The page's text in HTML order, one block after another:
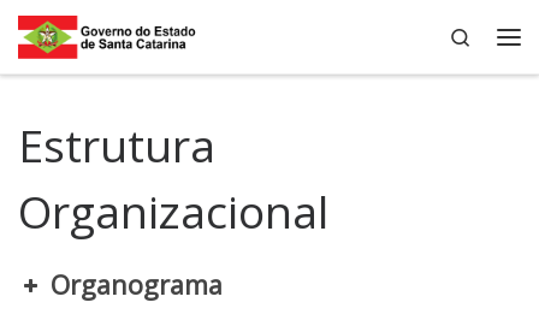
Skip to content
Search
Estrutura
Organizacional
Organograma